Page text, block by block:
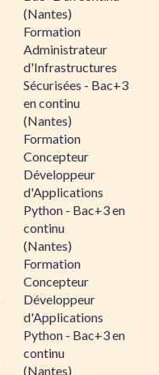
(Nantes)
Formation
Administrateur
d'Infrastructures
Sécurisées - Bac+3
en continu
(Nantes)
Formation
Concepteur
Développeur
d'Applications
Python - Bac+3 en
continu
(Nantes)
Formation
Concepteur
Développeur
d'Applications
Python - Bac+3 en
continu
(Nantes)